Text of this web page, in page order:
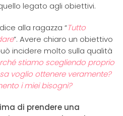
legato agli obiettivi.
alla ragazza “Tutto
”. Avere chiaro un obiettivo
incidere molto sulla qualità
stiamo scegliendo proprio
voglio ottenere veramente?
i miei bisogni?
di prendere una